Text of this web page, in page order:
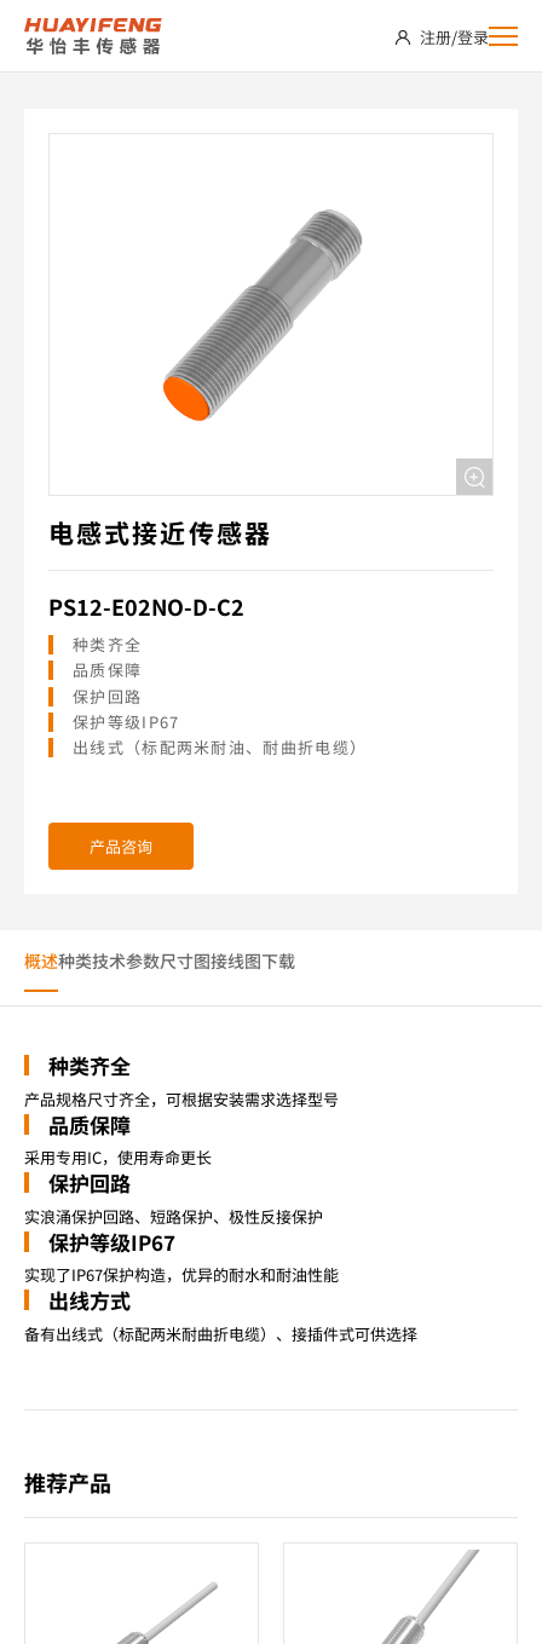
PS12-
E02NO-
注册/登录
电感式接近传感器
PS12-E02NO-D-C2
种类齐全
品质保障
保护回路
保护等级IP67
出线式（标配两米耐油、耐曲折电缆）
产品咨询
概述种类技术参数尺寸图接线图下载
种类齐全
产品规格尺寸齐全，可根据安装需求选择型号
品质保障
采用专用IC，使用寿命更长
保护回路
实浪涌保护回路、短路保护、极性反接保护
保护等级IP67
实现了IP67保护构造，优异的耐水和耐油性能
出线方式
备有出线式（标配两米耐曲折电缆）、接插件式可供选择
推荐产品